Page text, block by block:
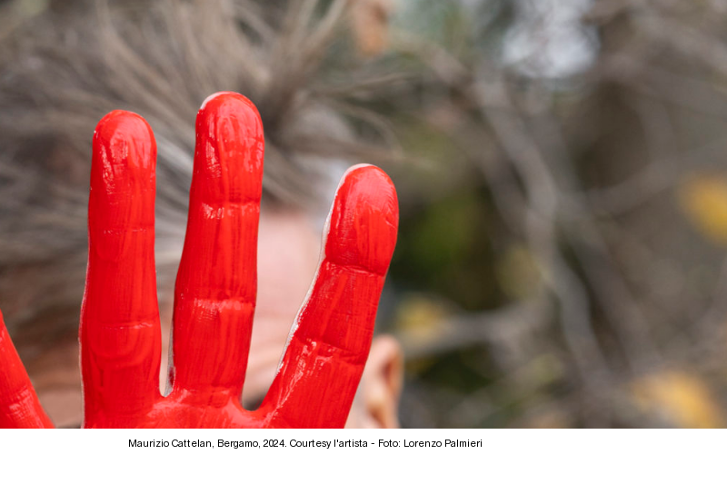
Maurizio Cattelan, Bergamo, 2024. Courtesy l'artista - Foto: Lorenzo Palmieri